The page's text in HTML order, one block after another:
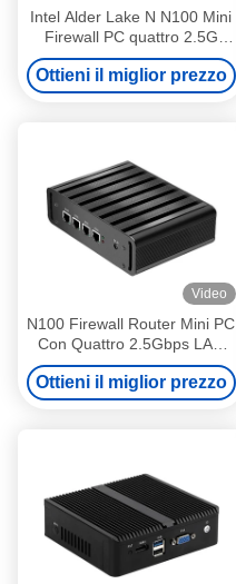
Intel Alder Lake N N100 Mini
Firewall PC quattro 2.5G
Ethernet Mini Network Server
Ottieni il miglior prezzo
Video
N100 Firewall Router Mini PC
Con Quattro 2.5Gbps LAN
HDMI E DP Per Home Office
Ottieni il miglior prezzo